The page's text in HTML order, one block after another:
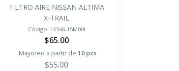
FILTRO AIRE NISSAN ALTIMA
X-TRAIL
Código: 16546-15M00I
$65.00
Mayoreo a partir de 10 pzs
$55.00